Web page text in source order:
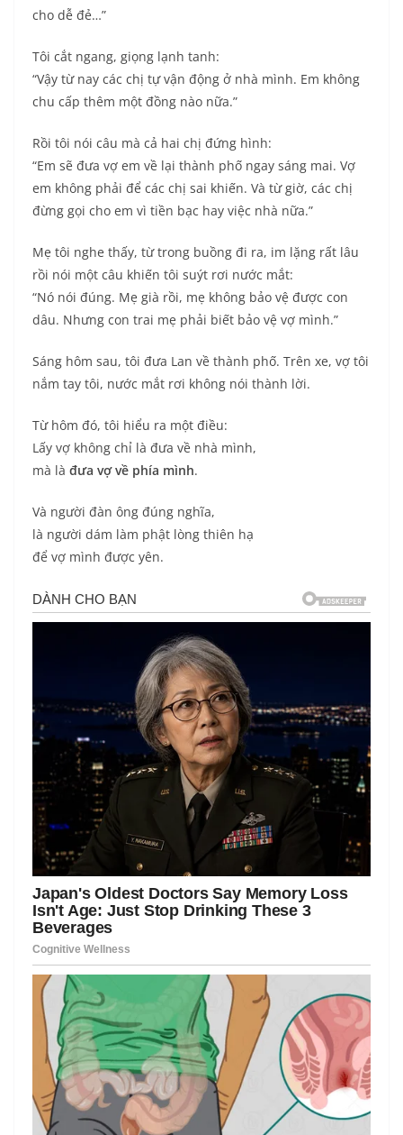
cho dễ đẻ…”
Tôi cắt ngang, giọng lạnh tanh:
“Vậy từ nay các chị tự vận động ở nhà mình. Em không
chu cấp thêm một đồng nào nữa.”
Rồi tôi nói câu mà cả hai chị đứng hình:
“Em sẽ đưa vợ em về lại thành phố ngay sáng mai. Vợ
em không phải để các chị sai khiến. Và từ giờ, các chị
đừng gọi cho em vì tiền bạc hay việc nhà nữa.”
Mẹ tôi nghe thấy, từ trong buồng đi ra, im lặng rất lâu
rồi nói một câu khiến tôi suýt rơi nước mắt:
“Nó nói đúng. Mẹ già rồi, mẹ không bảo vệ được con
dâu. Nhưng con trai mẹ phải biết bảo vệ vợ mình.”
Sáng hôm sau, tôi đưa Lan về thành phố. Trên xe, vợ tôi
nắm tay tôi, nước mắt rơi không nói thành lời.
Từ hôm đó, tôi hiểu ra một điều:
Lấy vợ không chỉ là đưa về nhà mình,
mà là đưa vợ về phía mình.
Và người đàn ông đúng nghĩa,
là người dám làm phật lòng thiên hạ
để vợ mình được yên.